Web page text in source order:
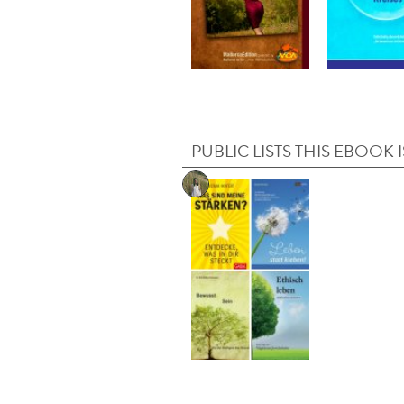
PUBLIC LISTS THIS EBOOK